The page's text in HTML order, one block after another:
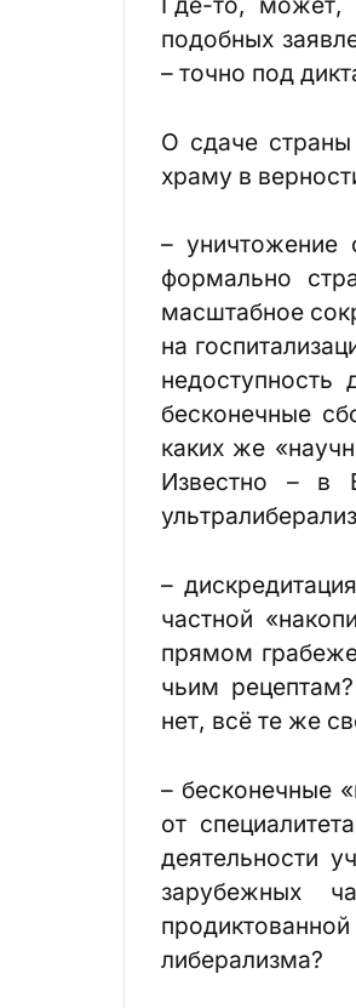
подобных
– точно под
О сдаче
храму в
– уничтожение
формально
масштабное
на
бесконечные
каких же
Известно – в
–
частной
прямом
чьим
нет, всё те же
– бесконечные
от
деятельности
зарубежных
либерализма?